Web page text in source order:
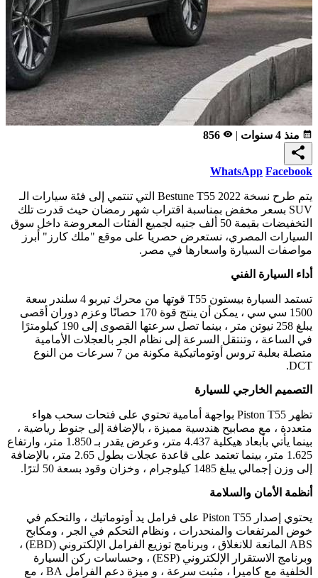
calendar_month منذ 4 سنوات |
remove_red_eye
share
WhatsApp Facebook
يتم طرح نسخة 2022 Bestune T55 التي تنتمي إلى فئة سيارات الـ
SUV بسعر مخفض بمناسبة اقتراب شهر رمضان حيث قدرت تلك
التخفيضات بقيمة 50 ألف جنيه لجميع الفئات المعروضة داخل سوق
السيارات المصري، نستعرض حصريا على موقع "ملك كارز" أبرز
مواصفات السيارة واسعارها في مصر.
أداء السيارة الفني
تستمد السيارة بيستون T55 قوتها من محرك تيربو 4 سلندر سعة
1500 سي سي ، يمكن أن ينتج قوة 170 حصانًا وعزم دوران أقصى
يبلغ 258 نيوتن متر ، بينما تصل سرعتها القصوى إلى 190 كيلومترًا
في الساعة ، وتنتقل السرعة إلى نظام الجر بالعجلات الأمامية
متصلة بعلبة تروس أوتوماتيكية مكونة من 7 سرعات من النوع
DCT.
التصميم الخارجي للسيارة
تظهر Piston T55 بواجهة أمامية تحتوي على فتحات سحب هواء
متعددة ، مع مصابيح هندسية مميزة ، بالإضافة إلى جنوط رياضية ،
بينما يأتي بأبعاد هيكلية 4.437 متر، وعرض يقدر بـ 1.850 متر، وارتفاع
1.625 متر، بينما تعتمد على قاعدة عجلات بطول 2.65 متر، بالإضافة
إلى وزن إجمالي يبلغ 1485 كيلوجرام ، وخزان وقود بسعة 50 لترًا.
أنظمة الأمان والسلامة
يحتوي إصدار Piston T55 على فرامل يد أوتوماتيك ، والتحكم في
خوض المرتفعات والمنحدرات ، ونظام التحكم في الجر ، ومكابح
ABS المانعة للانغلاق ، وبرنامج توزيع الفرامل الإلكتروني (EBD) ،
وبرنامج الاستقرار الإلكتروني (ESP) ، وحساسات ركن السيارة
الخلفية مع كاميرا ، مثبت سرعة ، و ميزة دعم الفرامل BA ، مع